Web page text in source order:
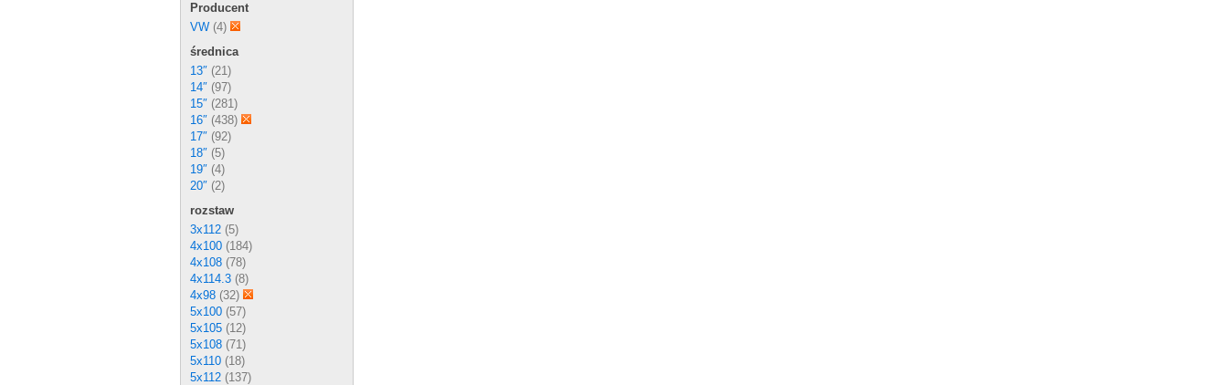
Producent
VW (4)
średnica
13″ (21)
14″ (97)
15″ (281)
16″ (438)
17″ (92)
18″ (5)
19″ (4)
20″ (2)
rozstaw
3x112 (5)
4x100 (184)
4x108 (78)
4x114.3 (8)
4x98 (32)
5x100 (57)
5x105 (12)
5x108 (71)
5x110 (18)
5x112 (137)